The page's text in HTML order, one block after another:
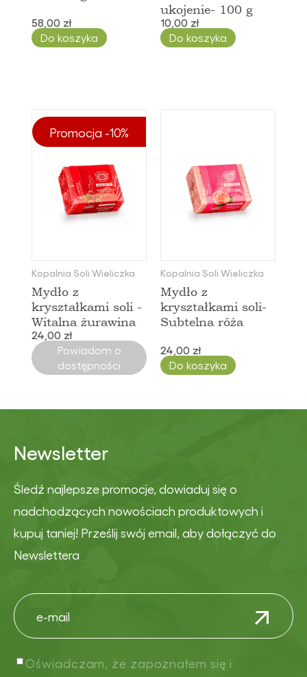
58,00 zł
Do koszyka
ukojenie- 100 g
10,00 zł
Do koszyka
Promocja -10%
Kopalnia Soli Wieliczka
Mydło z
kryształkami soli -
Witalna żurawina
24,00 zł
Powiadom o
dostępności
Kopalnia Soli Wieliczka
Mydło z
kryształkami soli-
Subtelna róża
24,00 zł
Do koszyka
Newsletter
Śledź najlepsze promocje, dowiaduj się o
nadchodzących nowościach produktowych i
kupuj taniej! Prześlij swój email, aby dołączyć do
Newslettera
Oświadczam, że zapoznałem się i